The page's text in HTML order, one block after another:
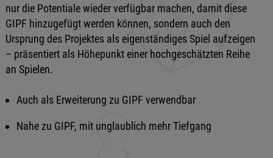
nur die Potentiale wieder verfügbar machen, damit diese
GIPF hinzugefügt werden können, sondern auch den
Ursprung des Projektes als eigenständiges Spiel aufzeigen
– präsentiert als Höhepunkt einer hochgeschätzten Reihe
an Spielen.
Auch als Erweiterung zu GIPF verwendbar
Nahe zu GIPF, mit unglaublich mehr Tiefgang